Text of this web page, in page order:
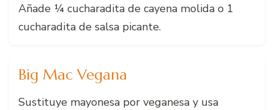
Añade ¼ cucharadita de cayena molida o 1
cucharadita de salsa picante.
Big Mac Vegana
Sustituye mayonesa por veganesa y usa